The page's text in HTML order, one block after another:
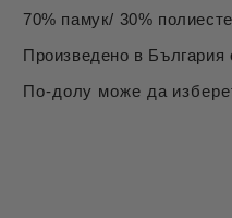
70% памук/ 30%
Произведено в България
По-долу може да